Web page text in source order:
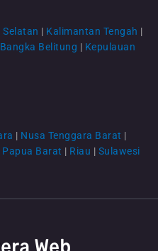
| Kalimantan Tengah |
Belitung | Kepulauan
| Nusa Tenggara Barat |
Papua Barat | Riau | Sulawesi